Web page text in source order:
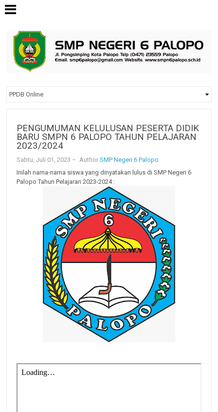
PENGUMUMAN KELULUSAN PESERTA DIDIK
BARU SMPN 6 PALOPO TAHUN PELAJARAN
2023/2024
Sabtu, Juli 01, 2023 – AuthorSMP Negeri 6 Palopo
Inilah nama-nama siswa yang dinyatakan lulus di SMP Negeri 6
Palopo Tahun Pelajaran 2023-2024 :